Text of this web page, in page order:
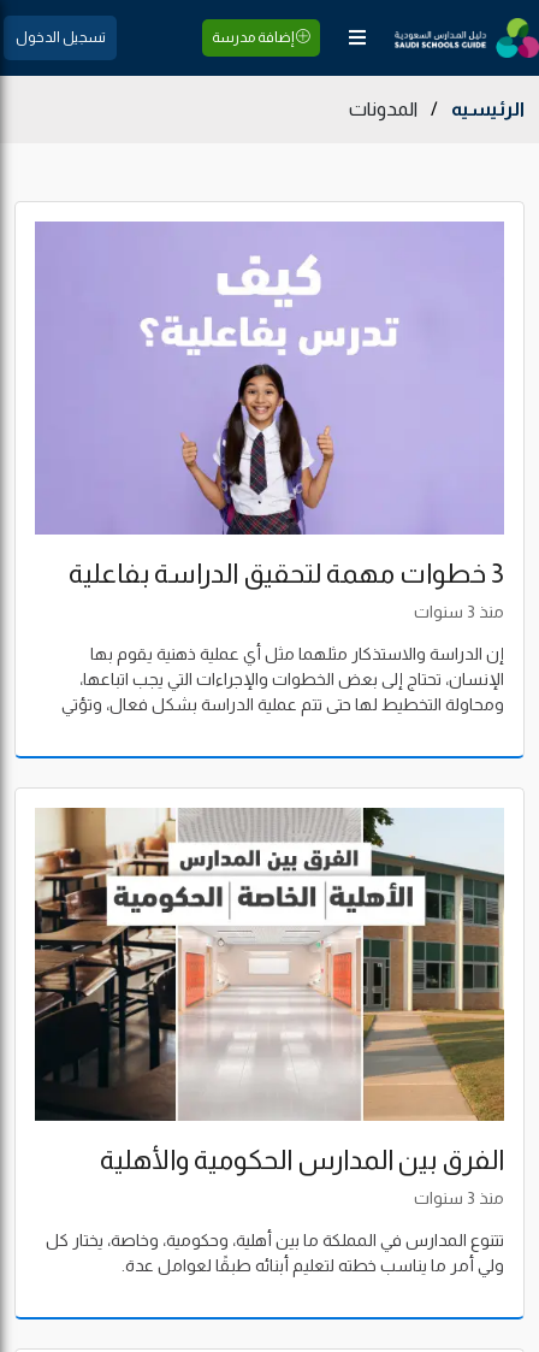
إضافة مدرسة تسجيل الدخول
الرئيسيه / المدونات
3 خطوات مهمة لتحقيق الدراسة بفاعلية
منذ 3 سنوات
إن الدراسة والاستذكار مثلهما مثل أي عملية ذهنية يقوم بها
الإنسان، تحتاج إلى بعض الخطوات والإجراءات التي يجب اتباعها،
ومحاولة التخطيط لها حتى تتم عملية الدراسة بشكل فعال، وتؤتي
الفرق بين المدارس الحكومية والأهلية
والعالمية: دليل شامل لاختيار مستقبل
أبنائك
منذ 3 سنوات
تتنوع المدارس في المملكة ما بين أهلية، وحكومية، وخاصة، يختار كل
ولي أمر ما يناسب خطته لتعليم أبنائه طبقًا لعوامل عدة.